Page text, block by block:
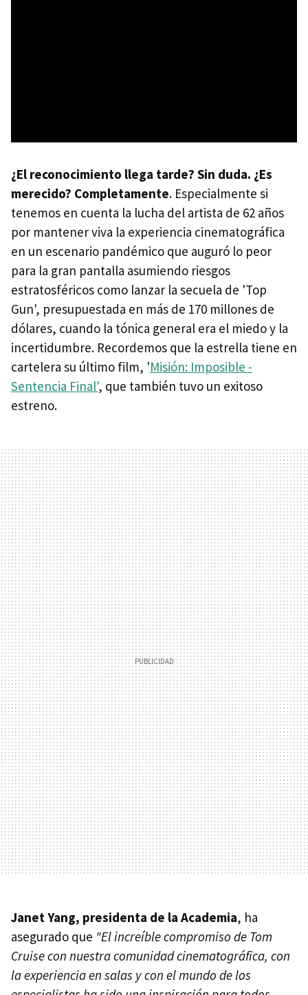
¿El reconocimiento llega tarde? Sin duda. ¿Es
merecido? Completamente. Especialmente si
tenemos en cuenta la lucha del artista de 62 años
por mantener viva la experiencia cinematográfica
en un escenario pandémico que auguró lo peor
para la gran pantalla asumiendo riesgos
estratosféricos como lanzar la secuela de 'Top
Gun', presupuestada en más de 170 millones de
dólares, cuando la tónica general era el miedo y la
incertidumbre. Recordemos que la estrella tiene en
cartelera su último film, 'Misión: Imposible -
Sentencia Final', que también tuvo un exitoso
estreno.
Janet Yang, presidenta de la Academia, ha
asegurado que "El increíble compromiso de Tom
Cruise con nuestra comunidad cinematográfica, con
la experiencia en salas y con el mundo de los